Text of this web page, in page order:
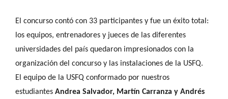
El concurso contó con 33 participantes y fue un éxito total:
los equipos, entrenadores y jueces de las diferentes
universidades del país quedaron impresionados con la
organización del concurso y las instalaciones de la USFQ.
El equipo de la USFQ conformado por nuestros
estudiantes Andrea Salvador, Martín Carranza y Andrés